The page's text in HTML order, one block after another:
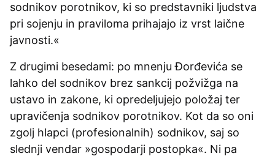
sodnikov porotnikov, ki so predstavniki ljudstva
pri sojenju in praviloma prihajajo iz vrst laične
javnosti.«
Z drugimi besedami: po mnenju Đorđevića se
lahko del sodnikov brez sankcij požvižga na
ustavo in zakone, ki opredeljujejo položaj ter
upravičenja sodnikov porotnikov. Kot da so oni
zgolj hlapci (profesionalnih) sodnikov, saj so
slednji vendar »gospodarji postopka«. Ni pa